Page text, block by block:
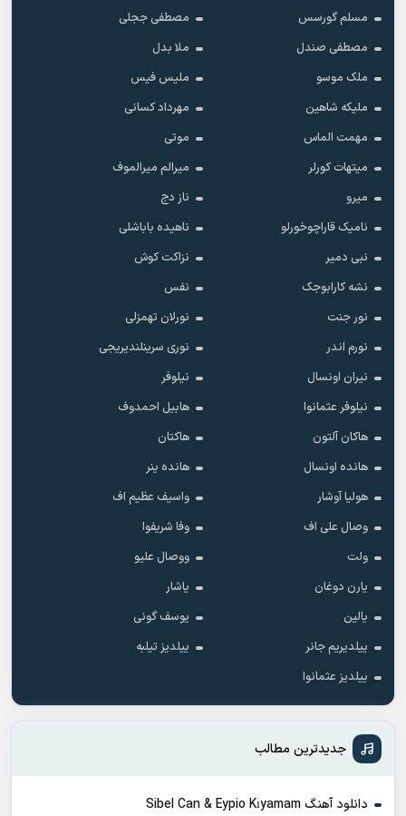
مسلم گورسس
مصطفی ججلی
مصطفی صندل
ملا بدل
ملک موسو
ملیس فیس
ملیکه شاهین
مهرداد کسانی
مهمت الماس
موتی
میتهات کورلر
میرالم میرالموف
میرو
ناز دج
نامیک قاراچوخورلو
ناهیده باباشلی
نبی دمیر
نزاکت کوش
نشه کارابوجک
نفس
نور جنت
نورلان تهمزلی
نورم اندر
نوری سرینلندیریجی
نیران اونسال
نیلوفر
نیلوفر عثمانوا
هابیل احمدوف
هاکان آلتون
هاکتان
هانده اونسال
هانده ینر
هولیا آوشار
واسیف عظیم اف
وصال علی اف
وفا شریفوا
ولت
ووصال علیو
یارن دوغان
یاشار
یالین
یوسف گونی
ییلدیریم جانر
ییلدیز تیلبه
ییلدیز عثمانوا
جدیدترین مطالب
دانلود آهنگ Sibel Can & Eypio Kıyamam